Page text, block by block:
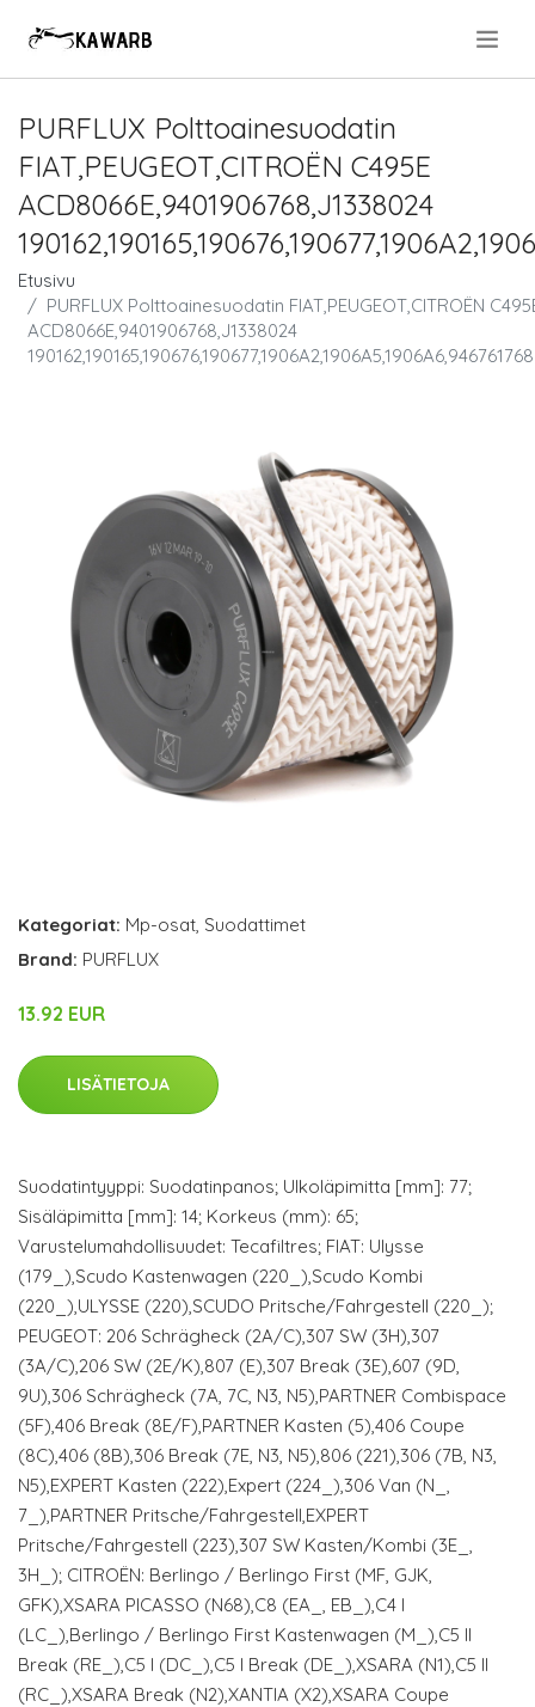
PURFLUX Polttoainesuodatin
FIAT,PEUGEOT,CITROËN C495E
ACD8066E,9401906768,J1338024
Etusivu
PURFLUX Polttoainesuodatin FIAT,PEUGEOT,CITROËN
ACD8066E,9401906768,J1338024
Kategoriat: Mp-osat, Suodattimet
Brand: PURFLUX
13.92 EUR
LISÄTIETOJA
Suodatintyyppi: Suodatinpanos; Ulkoläpimitta [mm]: 77;
Sisäläpimitta [mm]: 14; Korkeus (mm): 65;
Varustelumahdollisuudet: Tecafiltres; FIAT: Ulysse
(179_),Scudo Kastenwagen (220_),Scudo Kombi
(220_),ULYSSE (220),SCUDO Pritsche/Fahrgestell (220_);
PEUGEOT: 206 Schrägheck (2A/C),307 SW (3H),307
(3A/C),206 SW (2E/K),807 (E),307 Break (3E),607 (9D,
9U),306 Schrägheck (7A, 7C, N3, N5),PARTNER Combispace
(5F),406 Break (8E/F),PARTNER Kasten (5),406 Coupe
(8C),406 (8B),306 Break (7E, N3, N5),806 (221),306 (7B, N3,
N5),EXPERT Kasten (222),Expert (224_),306 Van (N_,
7_),PARTNER Pritsche/Fahrgestell,EXPERT
Pritsche/Fahrgestell (223),307 SW Kasten/Kombi (3E_,
3H_); CITROËN: Berlingo / Berlingo First (MF, GJK,
GFK),XSARA PICASSO (N68),C8 (EA_, EB_),C4 I
(LC_),Berlingo / Berlingo First Kastenwagen (M_),C5 II
Break (RE_),C5 I (DC_),C5 I Break (DE_),XSARA (N1),C5 II
(RC_),XSARA Break (N2),XANTIA (X2),XSARA Coupe